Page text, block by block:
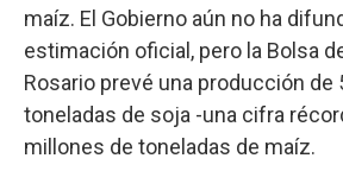
maíz. El Gobierno aún no ha
estimación oficial, pero la Bolsa
Rosario prevé una producción de
toneladas de soja -una cifra
millones de toneladas de maíz.